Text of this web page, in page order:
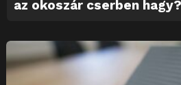
az okoszár cserben hagy?